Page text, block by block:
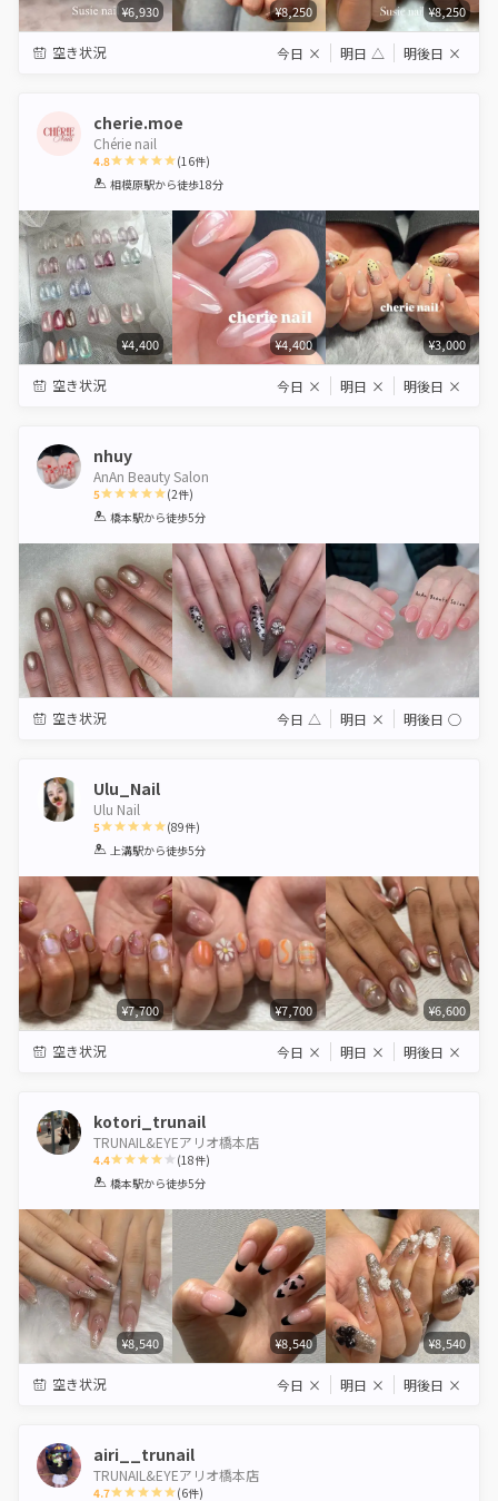
¥6,930 ¥8,250 ¥8,250
空き状況 今日 × 明日 △ 明後日 ×
cherie.moe
Chérie nail
4.8
1 2 3 4 5
(16件)
相模原駅から徒歩18分
¥4,400 ¥4,400 ¥3,000
空き状況 今日 × 明日 × 明後日 ×
nhuy
AnAn Beauty Salon
5
1 2 3 4 5
(2件)
橋本駅から徒歩5分
空き状況 今日 △ 明日 × 明後日 ◯
Ulu_Nail
Ulu Nail
5
1 2 3 4 5
(89件)
上溝駅から徒歩5分
¥7,700 ¥7,700 ¥6,600
空き状況 今日 × 明日 × 明後日 ×
kotori_trunail
TRUNAIL&EYEアリオ橋本店
4.4
1 2 3 4 5
(18件)
橋本駅から徒歩5分
¥8,540 ¥8,540 ¥8,540
空き状況 今日 × 明日 × 明後日 ×
airi__trunail
TRUNAIL&EYEアリオ橋本店
4.7 (6件)